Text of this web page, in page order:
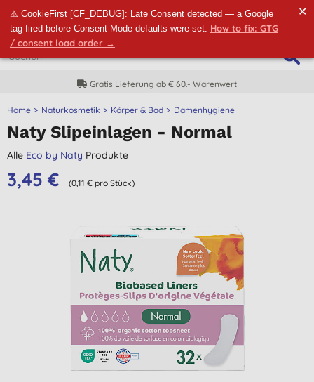
⚠ CookieFirst [CF_DEBUG]: Late Consent detected — a Google
tag fired before Consent Mode defaults were set. How to fix: GTG
/ consent load order →
✕
Gratis Lieferung ab € 60.- Warenwert
Home Naturkosmetik Körper & Bad Damenhygiene
Naty Slipeinlagen - Normal
Alle Eco by Naty Produkte
3,45 € (0,11 € pro Stück)